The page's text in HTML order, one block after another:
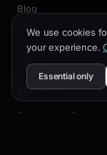
Blog
Contato
RECURSOS
Documentação
We use cookies
your experience.
Essential only